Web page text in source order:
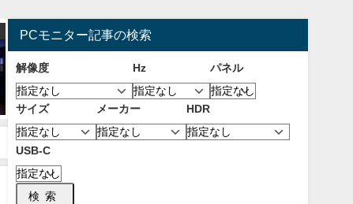
ゲーミングモニター
ELモニター！液晶との違いやメ
リットとデメリットについて！
【OLED】
2026年8月6日
ゲーミングモニター！選び方と
注意点について！
2026年8月6日
PCモニター記事の検索
解像度 Hz パネル
サイズ メーカー HDR
USB-C
検索